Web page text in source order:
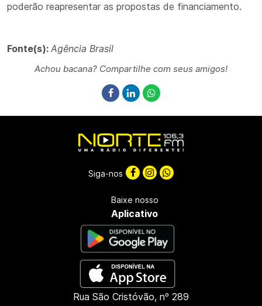
poderão reapresentar as propostas de financiamento.
Fonte(s): Agência Brasil
Achou bacana? Compartilhe com seus amigos!
Rua São Cristóvão, nº 289
Siga-nos
Baixe nosso
Aplicativo